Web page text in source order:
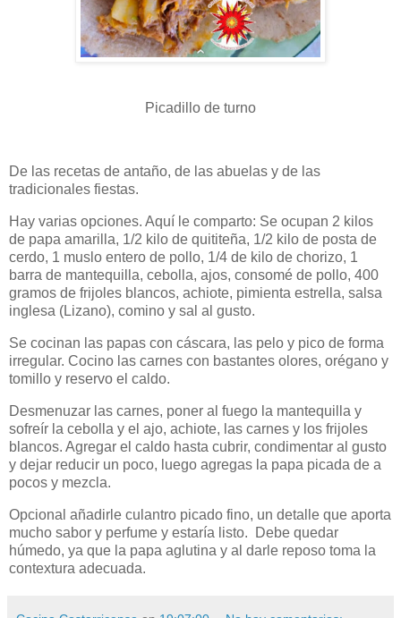
Picadillo de turno
De las recetas de antaño, de las abuelas y de las
tradicionales fiestas.
Hay varias opciones. Aquí le comparto: Se ocupan 2 kilos
de papa amarilla, 1/2 kilo de quititeña, 1/2 kilo de posta de
cerdo, 1 muslo entero de pollo, 1/4 de kilo de chorizo, 1
barra de mantequilla, cebolla, ajos, consomé de pollo, 400
gramos de frijoles blancos, achiote, pimienta estrella, salsa
inglesa (Lizano), comino y sal al gusto.
Se cocinan las papas con cáscara, las pelo y pico de forma
irregular. Cocino las carnes con bastantes olores, orégano y
tomillo y reservo el caldo.
Desmenuzar las carnes, poner al fuego la mantequilla y
sofreír la cebolla y el ajo, achiote, las carnes y los frijoles
blancos. Agregar el caldo hasta cubrir, condimentar al gusto
y dejar reducir un poco, luego agregas la papa picada de a
pocos y mezcla.
Opcional añadirle culantro picado fino, un detalle que aporta
mucho sabor y perfume y estaría listo. Debe quedar
húmedo, ya que la papa aglutina y al darle reposo toma la
contextura adecuada.